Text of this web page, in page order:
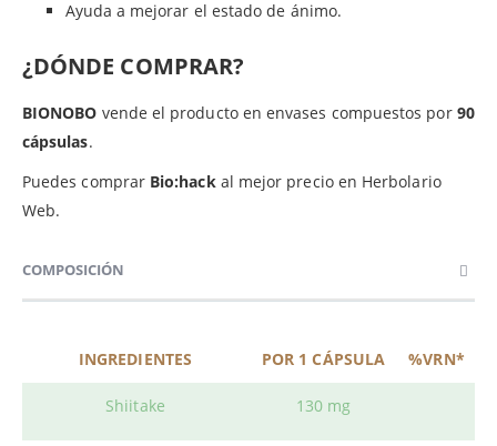
Ayuda a mejorar el estado de ánimo.
¿DÓNDE COMPRAR?
BIONOBO vende el producto en envases compuestos por 90
cápsulas.
Puedes comprar Bio:hack al mejor precio en Herbolario
Web.
COMPOSICIÓN
INGREDIENTES POR 1 CÁPSULA %VRN*
Shiitake 130 mg